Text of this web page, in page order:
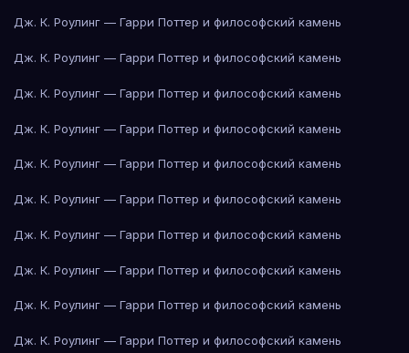
Дж. К. Роулинг — Гарри Поттер и философский камень
Дж. К. Роулинг — Гарри Поттер и философский камень
Дж. К. Роулинг — Гарри Поттер и философский камень
Дж. К. Роулинг — Гарри Поттер и философский камень
Дж. К. Роулинг — Гарри Поттер и философский камень
Дж. К. Роулинг — Гарри Поттер и философский камень
Дж. К. Роулинг — Гарри Поттер и философский камень
Дж. К. Роулинг — Гарри Поттер и философский камень
Дж. К. Роулинг — Гарри Поттер и философский камень
Дж. К. Роулинг — Гарри Поттер и философский камень